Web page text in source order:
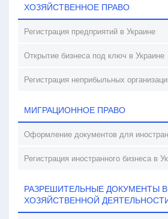
ХОЗЯЙСТВЕННОЕ ПРАВО
Регистрация предприятий в Украине
Открытие бизнеса под ключ в Украине
Регистрация неприбыльных
МИГРАЦИОННОЕ ПРАВО
Оформление документов для
Регистрация иностранного бизнеса в
РАЗРЕШИТЕЛЬНЫЕ ДОКУМЕНТЫ В
ХОЗЯЙСТВЕННОЙ